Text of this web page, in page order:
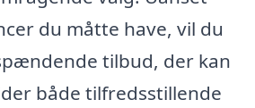
du måtte have, vil du
tilbud, der kan
både tilfredsstillende